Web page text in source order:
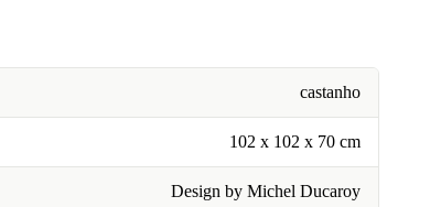
castanho
102 x 102 x 70 cm
Design by Michel Ducaroy